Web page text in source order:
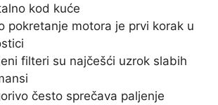
kod kuće
pokretanje motora je prvi korak u
filteri su najčešći uzrok slabih
često sprečava paljenje